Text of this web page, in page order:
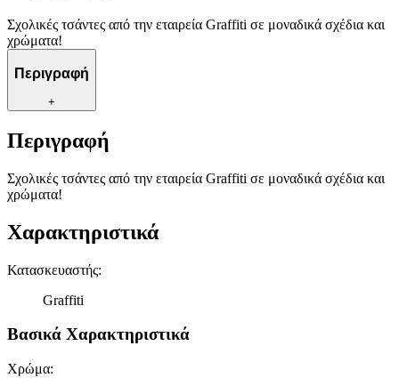
Σχολικές τσάντες από την εταιρεία Graffiti σε μοναδικά σχέδια και
χρώματα!
Περιγραφή
+
Περιγραφή
Σχολικές τσάντες από την εταιρεία Graffiti σε μοναδικά σχέδια και
χρώματα!
Χαρακτηριστικά
Κατασκευαστής:
Graffiti
Βασικά Χαρακτηριστικά
Χρώμα: